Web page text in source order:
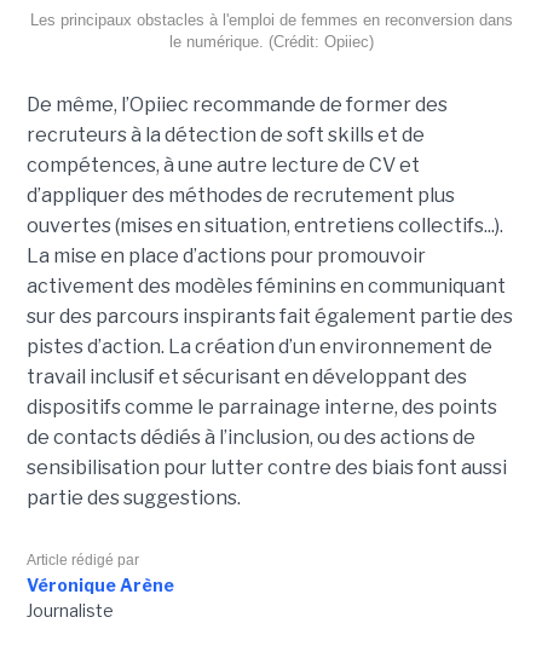
Les principaux obstacles à l'emploi de femmes en reconversion dans
le numérique. (Crédit: Opiiec)
De même, l’Opiiec recommande de former des
recruteurs à la détection de soft skills et de
compétences, à une autre lecture de CV et
d’appliquer des méthodes de recrutement plus
ouvertes (mises en situation, entretiens collectifs...).
La mise en place d’actions pour promouvoir
activement des modèles féminins en communiquant
sur des parcours inspirants fait également partie des
pistes d’action. La création d’un environnement de
travail inclusif et sécurisant en développant des
dispositifs comme le parrainage interne, des points
de contacts dédiés à l’inclusion, ou des actions de
sensibilisation pour lutter contre des biais font aussi
partie des suggestions.
Article rédigé par
Véronique Arène
Journaliste